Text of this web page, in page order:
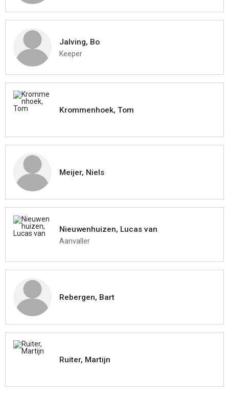
Jalving, Bo
Keeper
Krommenhoek, Tom
Meijer, Niels
Nieuwenhuizen, Lucas van
Aanvaller
Rebergen, Bart
Ruiter, Martijn